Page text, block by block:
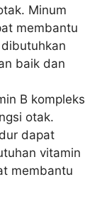
Minum
membantu
baik dan
B kompleks
otak.
dapat
vitamin
membantu